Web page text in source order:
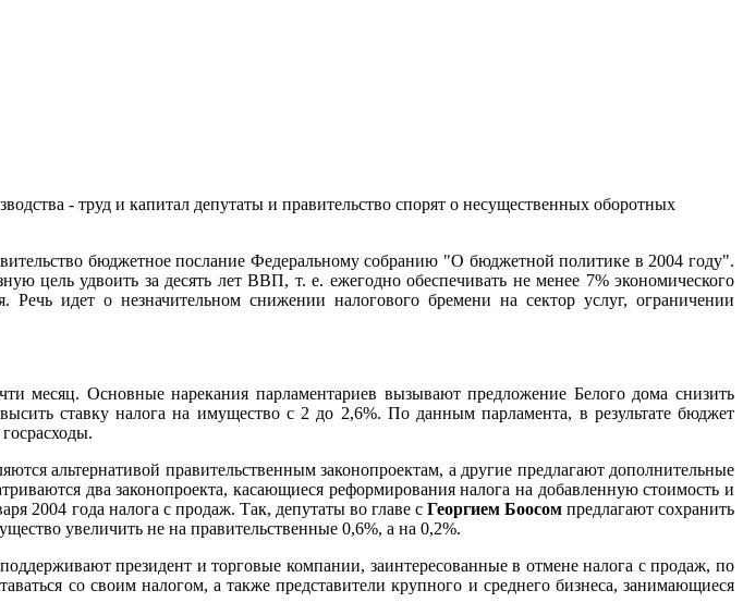
- труд и капитал депутаты и правительство спорят о несущественных оборотных
бюджетное послание Федеральному собранию "О бюджетной политике в 2004 году".
цель удвоить за десять лет ВВП, т. е. ежегодно обеспечивать не менее 7% экономического
идет о незначительном снижении налогового бремени на сектор услуг, ограничении
месяц. Основные нарекания парламентариев вызывают предложение Белого дома снизить
ставку налога на имущество с 2 до 2,6%. По данным парламента, в результате бюджет
альтернативой правительственным законопроектам, а другие предлагают дополнительные
два законопроекта, касающиеся реформирования налога на добавленную стоимость и
2004 года налога с продаж. Так, депутаты во главе с Георгием Боосомпредлагают сохранить
увеличить не на правительственные 0,6%, а на 0,2%.
президент и торговые компании, заинтересованные в отмене налога с продаж, по
со своим налогом, а также представители крупного и среднего бизнеса, занимающиеся